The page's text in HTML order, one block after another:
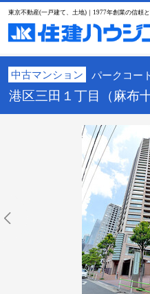
東京不動産(一戸建て、土地)｜1977年創業の信頼
中古マンション パークコー
港区三田１丁目（麻布